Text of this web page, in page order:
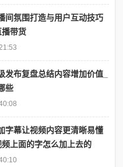
间氛围打造与用户互动技巧
带货
发布复盘总结内容增加价值_
些
字幕让视频内容更清晰易懂
上面的字怎么加上去的